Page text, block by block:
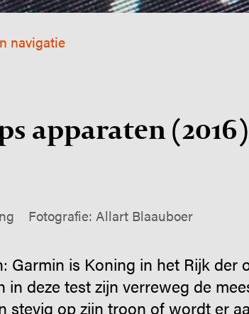
navigatie
apparaten (2016)
Fotografie: Allart Blaauboer
Garmin is Koning in het Rijk der
in deze test zijn verreweg de
stevig op zijn troon of wordt er